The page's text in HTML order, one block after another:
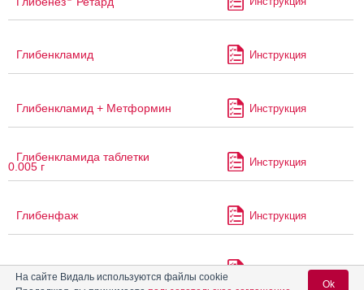
Глибенкламид Инструкция
Глибенкламид + Метформин Инструкция
Глибенкламида таблетки
0.005 г Инструкция
Глибенфаж Инструкция
Глибенфор Инструкция
На сайте Видаль используются файлы cookie
Ok